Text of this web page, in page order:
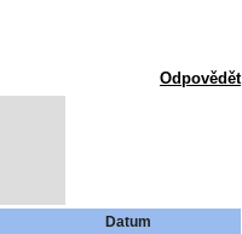
Odpovědět
Datum